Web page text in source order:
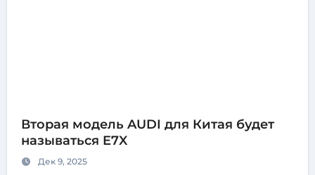
Вторая модель AUDI для Китая будет
называться E7X
Дек 9, 2025